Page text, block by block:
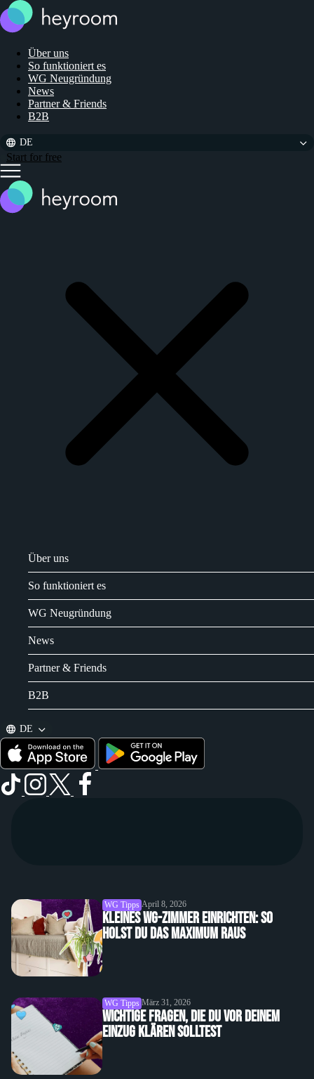
Über uns
So funktioniert es
WG Neugründung
News
Partner & Friends
B2B
DE
Start for free
Über uns
So funktioniert es
WG Neugründung
News
Partner & Friends
B2B
DE
WG Tipps April 8, 2026
Kleines WG-Zimmer einrichten: So
holst du das Maximum raus
WG Tipps März 31, 2026
Wichtige Fragen, die du vor deinem
Einzug klären solltest